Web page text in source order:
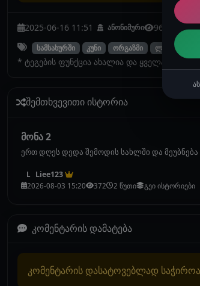
2025-06-16 11:51 ანონიმური 9636 2
სამსახურში კუნი ორგაზმი ლესბი
* ტეგების ფუნქცია ახალია და ყველა
შემთხვევითი ისტორია
მონა 2
ერთ დღეს დედა შემოდის სახლში და
L Liee123
2026-08-03 15:20 372 2 წუთი გეი ისტორიები
კომენტარის დამატება
კომენტარის დასატოვებლად საჭიროა